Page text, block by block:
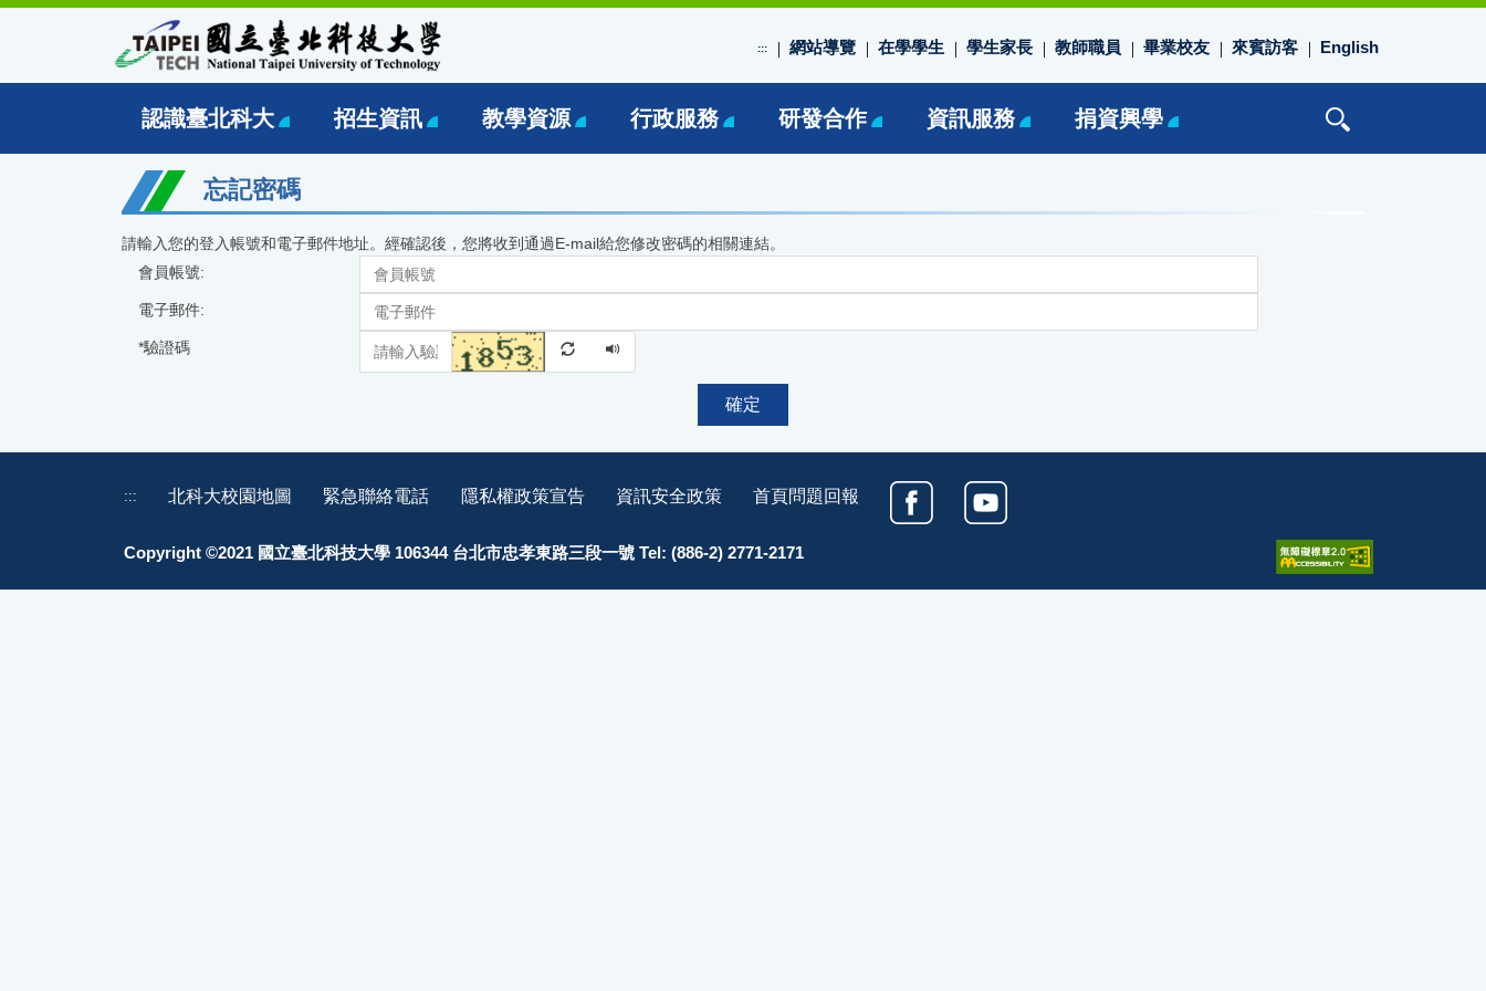
要
::: 網站導覽 在學學生 學生家長 教師職員 畢業校友 來賓訪客 English
認識臺北科大 招生資訊 教學資源 行政服務 研發合作 資訊服務 捐資興學
忘記密碼
請輸入您的登入帳號和電子郵件地址。經確認後，您將收到通過E-mail給您修改密碼的相關連結。
會員帳號:
電子郵件:
*驗證碼
確定
::: 北科大校園地圖 緊急聯絡電話 隱私權政策宣告 資訊安全政策 首頁問題回報
Copyright ©2021 國立臺北科技大學 106344 台北市忠孝東路三段一號 Tel: (886-2) 2771-2171